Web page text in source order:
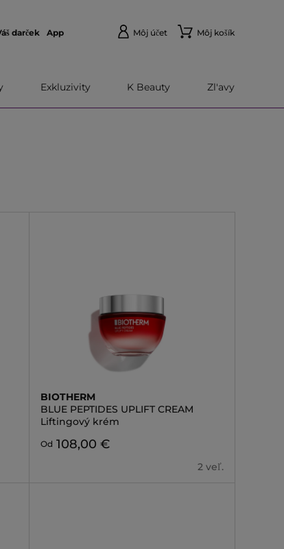
darček App Môj účet Môj košík
Exkluzivity K Beauty Zl'avy
BIOTHERM
BLUE PEPTIDES UPLIFT CREAM
Liftingový krém
Od 108,00 €
2 veľ.